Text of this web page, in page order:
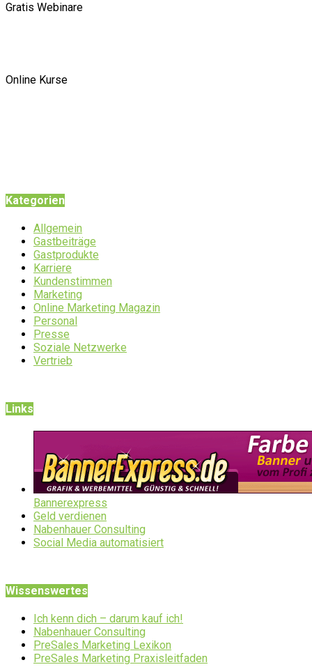
Gratis Webinare
Online Kurse
Kategorien
Allgemein
Gastbeiträge
Gastprodukte
Karriere
Kundenstimmen
Marketing
Online Marketing Magazin
Personal
Presse
Soziale Netzwerke
Vertrieb
Links
Bannerexpress
Geld verdienen
Nabenhauer Consulting
Social Media automatisiert
Wissenswertes
Ich kenn dich – darum kauf ich!
Nabenhauer Consulting
PreSales Marketing Lexikon
PreSales Marketing Praxisleitfaden